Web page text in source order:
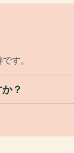
す。
？